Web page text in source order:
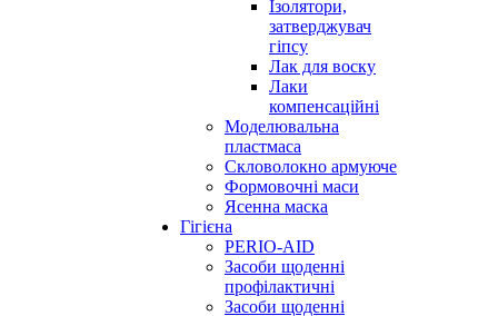
Ізолятори,
затверджувач
гіпсу
Лак для воску
Лаки
компенсаційні
Моделювальна
пластмаса
Скловолокно армуюче
Формовочні маси
Ясенна маска
Гігієна
PERIO-AID
Засоби щоденні
профілактичні
Засоби щоденні